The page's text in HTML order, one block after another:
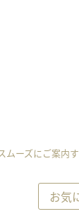
ーズにご案内す
お気